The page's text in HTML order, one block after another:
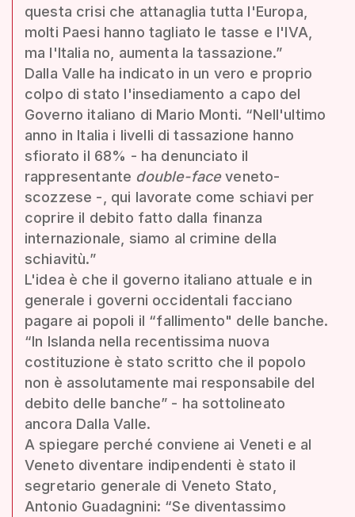
questa crisi che attanaglia tutta l'Europa,
molti Paesi hanno tagliato le tasse e l'IVA,
ma l'Italia no, aumenta la tassazione.”
Dalla Valle ha indicato in un vero e proprio
colpo di stato l'insediamento a capo del
Governo italiano di Mario Monti. “Nell'ultimo
anno in Italia i livelli di tassazione hanno
sfiorato il 68% - ha denunciato il
rappresentante double-faceveneto-
scozzese -, qui lavorate come schiavi per
coprire il debito fatto dalla finanza
internazionale, siamo al crimine della
schiavitù.”
L'idea è che il governo italiano attuale e in
generale i governi occidentali facciano
pagare ai popoli il “fallimento" delle banche.
“In Islanda nella recentissima nuova
costituzione è stato scritto che il popolo
non è assolutamente mai responsabile del
debito delle banche” - ha sottolineato
ancora Dalla Valle.
A spiegare perché conviene ai Veneti e al
Veneto diventare indipendenti è stato il
segretario generale di Veneto Stato,
Antonio Guadagnini: “Se diventassimo